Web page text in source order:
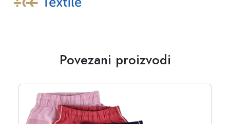
Povezani proizvodi